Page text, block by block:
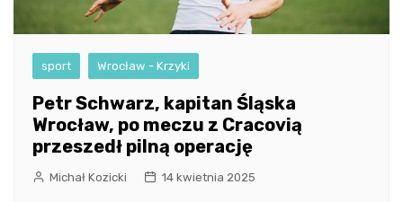
sport Wrocław - Krzyki
Petr Schwarz, kapitan Śląska
Wrocław, po meczu z Cracovią
przeszedł pilną operację
Michał Kozicki 14 kwietnia 2025